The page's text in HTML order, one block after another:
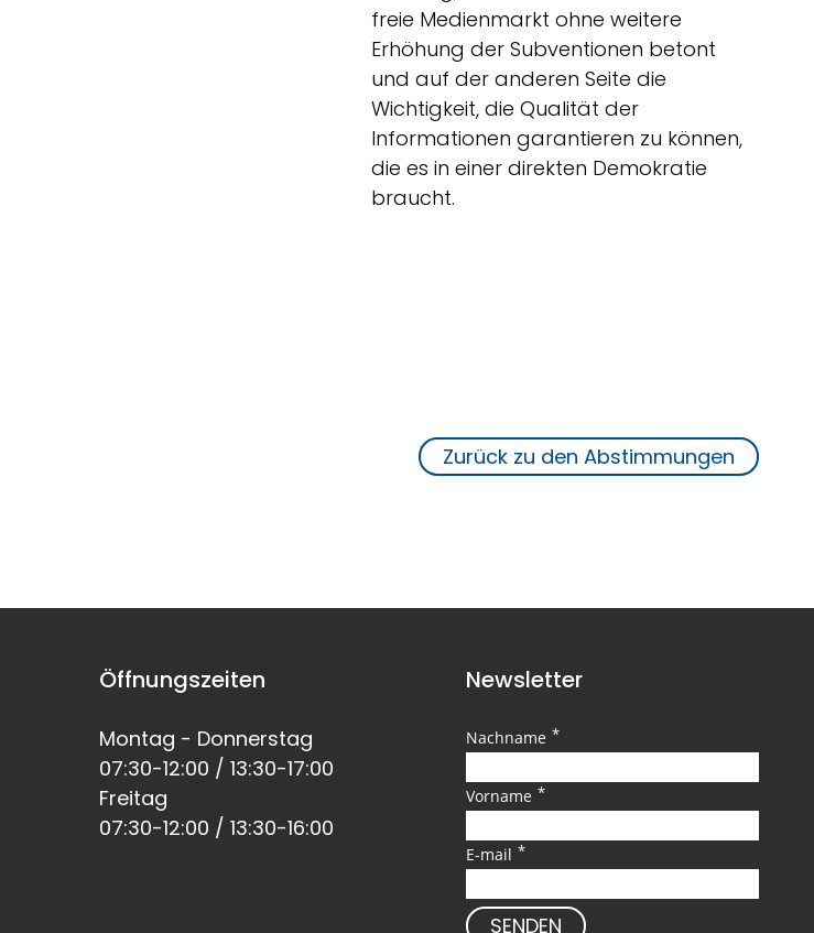
freie Medienmarkt ohne weitere
Erhöhung der Subventionen betont
und auf der anderen Seite die
Wichtigkeit, die Qualität der
Informationen garantieren zu können,
die es in einer direkten Demokratie
braucht.
Zurück zu den Abstimmungen
Öffnungszeiten
Montag - Donnerstag
07:30-12:00 / 13:30-17:00
Freitag
07:30-12:00 / 13:30-16:00
Newsletter
Nachname *
Vorname *
E-mail *
SENDEN